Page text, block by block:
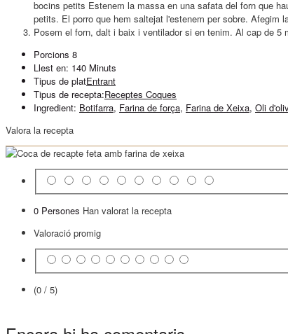
bocins petits Estenem la massa en una safata del forn que
petits. El porro que hem saltejat l'estenem per sobre. Afegim
Posem el forn, dalt i baix i ventilador si en tenim. Al cap de 5
Porcions 8
Llest en: 140 Minuts
Tipus de platEntrant
Tipus de recepta:Receptes Coques
Ingredient: Botifarra, Farina de força, Farina de Xeixa, Oli
Valora la recepta
0 Persones Han valorat la recepta
Valoració promig
(0 / 5)